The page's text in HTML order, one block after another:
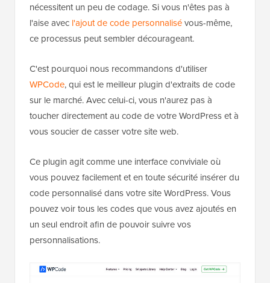
nécessitent un peu de codage. Si vous n'êtes pas à
l'aise avec l'ajout de code personnalisévous-même,
ce processus peut sembler décourageant.
C'est pourquoi nous recommandons d'utiliser
WPCode, qui est le meilleur plugin d'extraits de code
sur le marché. Avec celui-ci, vous n'aurez pas à
toucher directement au code de votre WordPress et à
vous soucier de casser votre site web.
Ce plugin agit comme une interface conviviale où
vous pouvez facilement et en toute sécurité insérer du
code personnalisé dans votre site WordPress. Vous
pouvez voir tous les codes que vous avez ajoutés en
un seul endroit afin de pouvoir suivre vos
personnalisations.